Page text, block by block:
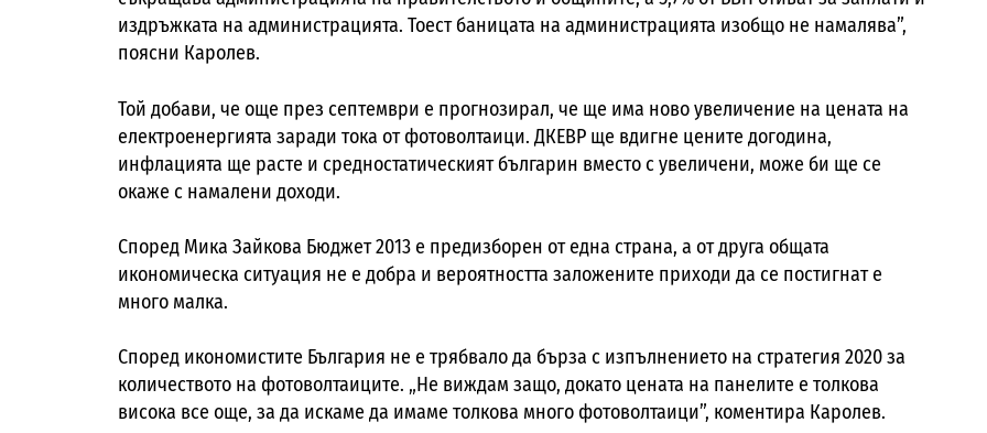
издръжката на администрацията. Тоест баницата на администрацията изобщо не намалява”,
поясни Каролев.
Той добави, че още през септември е прогнозирал, че ще има ново увеличение на цената на
електроенергията заради тока от фотоволтаици. ДКЕВР ще вдигне цените догодина,
инфлацията ще расте и средностатическият българин вместо с увеличени, може би ще се
окаже с намалени доходи.
Според Мика Зайкова Бюджет 2013 е предизборен от една страна, а от друга общата
икономическа ситуация не е добра и вероятността заложените приходи да се постигнат е
много малка.
Според икономистите България не е трябвало да бърза с изпълнението на стратегия 2020 за
количеството на фотоволтаиците. „Не виждам защо, докато цената на панелите е толкова
висока все още, за да искаме да имаме толкова много фотоволтаици”, коментира Каролев.